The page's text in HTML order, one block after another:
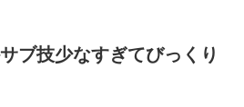
ブ技少なすぎてびっくり